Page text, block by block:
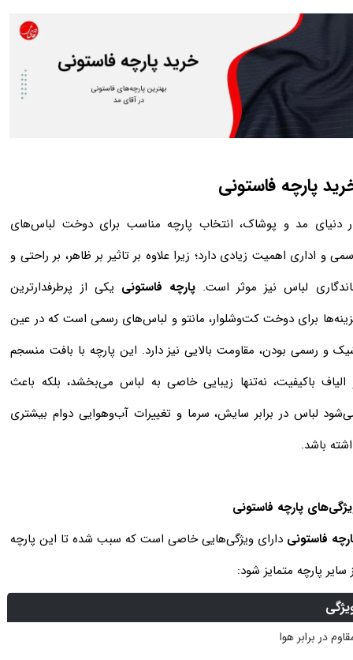
پارچه فاستونی
دنیای مد و پوشاک، انتخاب پارچه مناسب برای دوخت لباس‌های
و اداری اهمیت زیادی دارد؛ زیرا علاوه بر تاثیر بر ظاهر، بر راحتی و
لباس نیز موثر است.پارچه فاستونی یکی از پرطرفدارترین
برای دوخت کت‌وشلوار، مانتو و لباس‌های رسمی است که در عین
و رسمی بودن، مقاومت بالایی نیز دارد. این پارچه با بافت منسجم
الیاف باکیفیت، نه‌تنها زیبایی خاصی به لباس می‌بخشد، بلکه باعث
لباس در برابر سایش، سرما و تغییرات آب‌وهوایی دوام بیشتری
باشد.
پارچه فاستونی
فاستونی دارای ویژگی‌هایی خاصی است که سبب شده تا این پارچه
سایر پارچه متمایز شود:
در برابر هوا